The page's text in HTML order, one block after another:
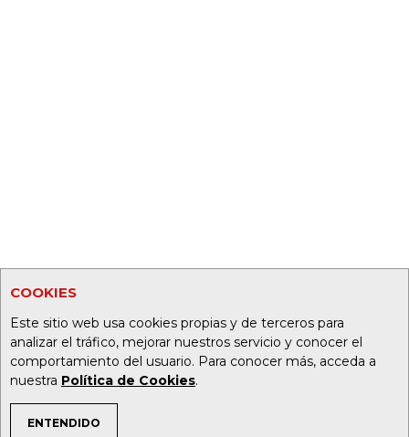
COOKIES
Este sitio web usa cookies propias y de terceros para
analizar el tráfico, mejorar nuestros servicio y conocer el
comportamiento del usuario. Para conocer más, acceda a
nuestra Política de Cookies.
ENTENDIDO